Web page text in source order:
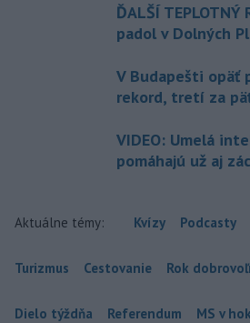
ĎALŠÍ TEPLOTNÝ
padol v Dolných
V Budapešti opäť
rekord, tretí za
VIDEO: Umelá
pomáhajú už aj
Aktuálne témy: Kvízy Podcasty
Turizmus Cestovanie Rok
Dielo týždňa Referendum MS v